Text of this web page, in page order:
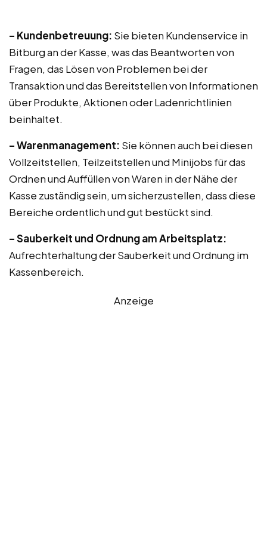
– Kundenbetreuung: Sie bieten Kundenservice in
Bitburg an der Kasse, was das Beantworten von
Fragen, das Lösen von Problemen bei der
Transaktion und das Bereitstellen von Informationen
über Produkte, Aktionen oder Ladenrichtlinien
beinhaltet.
– Warenmanagement: Sie können auch bei diesen
Vollzeitstellen, Teilzeitstellen und Minijobs für das
Ordnen und Auffüllen von Waren in der Nähe der
Kasse zuständig sein, um sicherzustellen, dass diese
Bereiche ordentlich und gut bestückt sind.
– Sauberkeit und Ordnung am Arbeitsplatz:
Aufrechterhaltung der Sauberkeit und Ordnung im
Kassenbereich.
Anzeige